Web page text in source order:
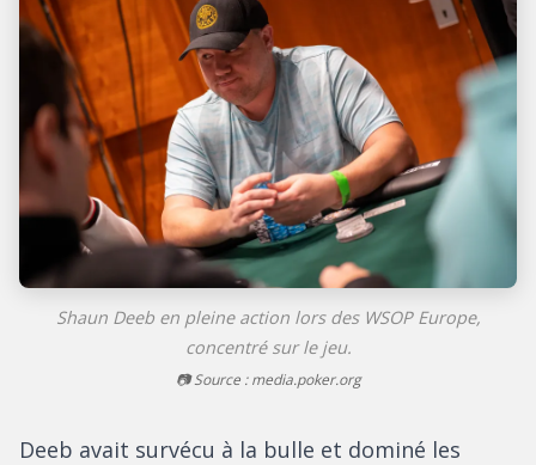
Shaun Deeb en pleine action lors des WSOP Europe,
concentré sur le jeu.
📷 Source : media.poker.org
Deeb avait survécu à la bulle et dominé les